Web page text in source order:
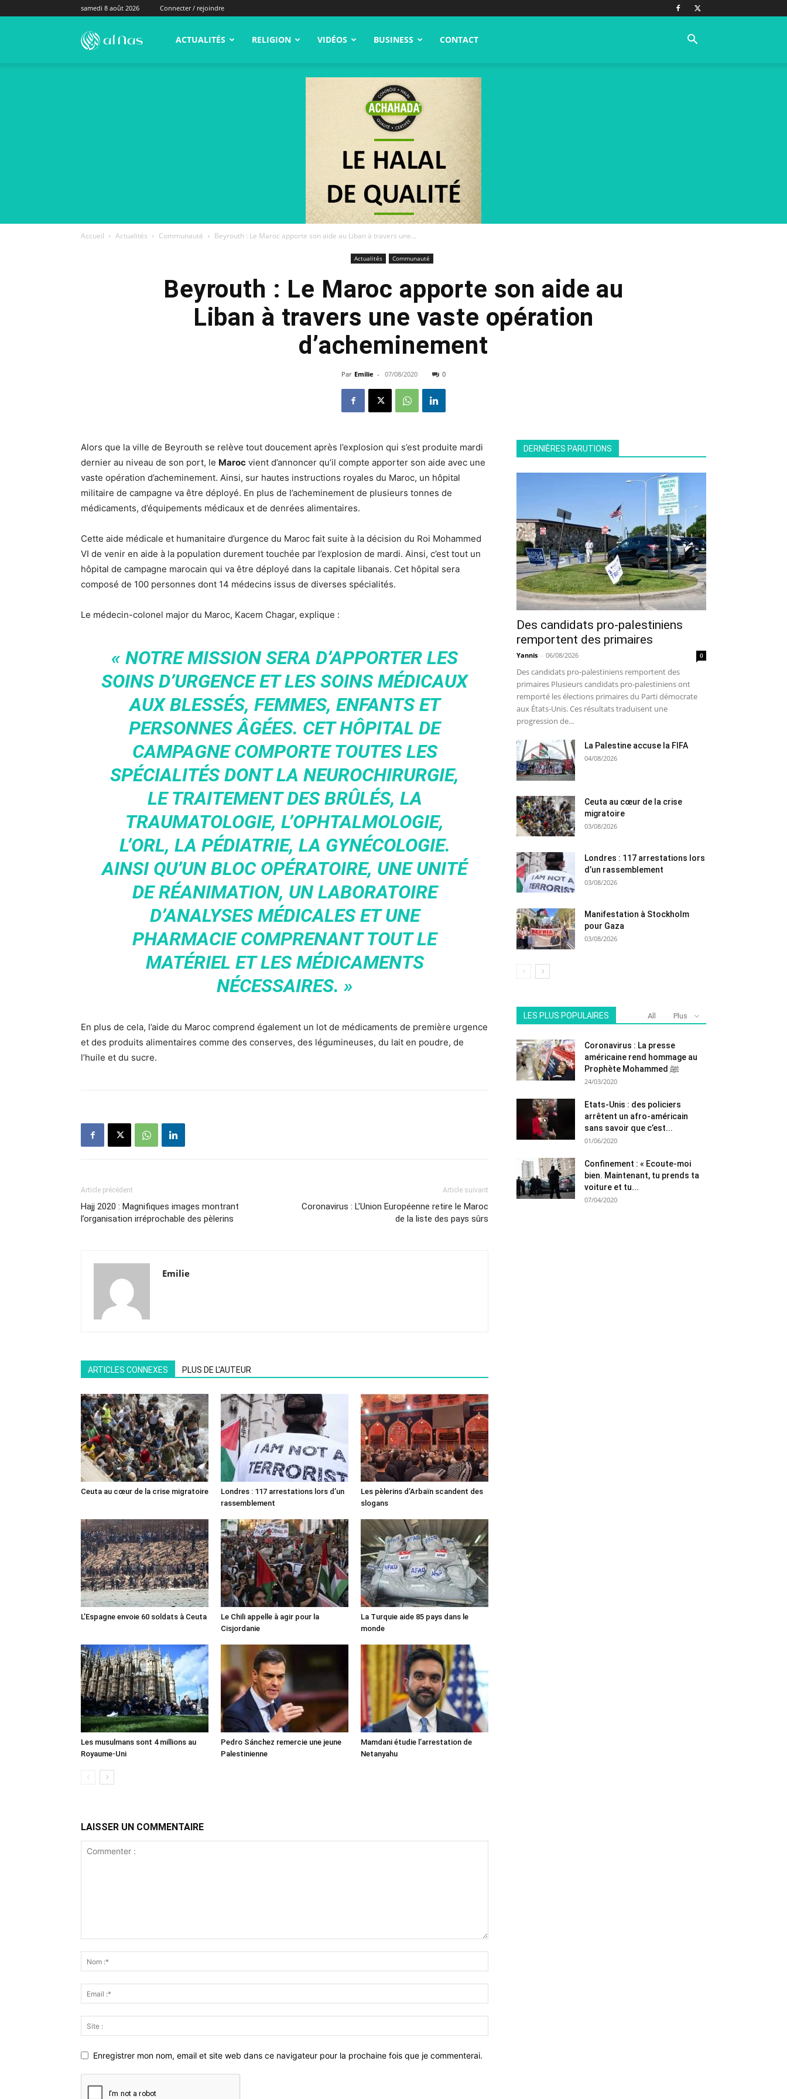
samedi 8 août 2026 Connecter / rejoindre
alNas.fr ACTUALITÉS RELIGION VIDÉOS BUSINESS CONTACT
Accueil Actualités Communauté Beyrouth : Le Maroc apporte son aide au Liban à travers une...
Actualités Communauté
Beyrouth : Le Maroc apporte son aide au
Liban à travers une vaste opération
d’acheminement
Par Emilie - 07/08/2020 0
Alors que la ville de Beyrouth se relève tout doucement après l’explosion qui s’est produite mardi
dernier au niveau de son port, le Maroc vient d’annoncer qu’il compte apporter son aide avec une
vaste opération d’acheminement. Ainsi, sur hautes instructions royales du Maroc, un hôpital
militaire de campagne va être déployé. En plus de l’acheminement de plusieurs tonnes de
médicaments, d’équipements médicaux et de denrées alimentaires.
Cette aide médicale et humanitaire d’urgence du Maroc fait suite à la décision du Roi Mohammed
VI de venir en aide à la population durement touchée par l’explosion de mardi. Ainsi, c’est tout un
hôpital de campagne marocain qui va être déployé dans la capitale libanais. Cet hôpital sera
composé de 100 personnes dont 14 médecins issus de diverses spécialités.
Le médecin-colonel major du Maroc, Kacem Chagar, explique :
« NOTRE MISSION SERA D’APPORTER LES
SOINS D’URGENCE ET LES SOINS MÉDICAUX
AUX BLESSÉS, FEMMES, ENFANTS ET
PERSONNES ÂGÉES. CET HÔPITAL DE
CAMPAGNE COMPORTE TOUTES LES
SPÉCIALITÉS DONT LA NEUROCHIRURGIE,
LE TRAITEMENT DES BRÛLÉS, LA
TRAUMATOLOGIE, L’OPHTALMOLOGIE,
L’ORL, LA PÉDIATRIE, LA GYNÉCOLOGIE.
AINSI QU’UN BLOC OPÉRATOIRE, UNE UNITÉ
DE RÉANIMATION, UN LABORATOIRE
D’ANALYSES MÉDICALES ET UNE
PHARMACIE COMPRENANT TOUT LE
MATÉRIEL ET LES MÉDICAMENTS
NÉCESSAIRES. »
En plus de cela, l’aide du Maroc comprend également un lot de médicaments de première urgence
et des produits alimentaires comme des conserves, des légumineuses, du lait en poudre, de
l’huile et du sucre.
Article précédent
Hajj 2020 : Magnifiques images montrant
l’organisation irréprochable des pèlerins
Article suivant
Coronavirus : L’Union Européenne retire le Maroc
de la liste des pays sûrs
Emilie
ARTICLES CONNEXES PLUS DE L'AUTEUR
Ceuta au cœur de la crise migratoire
Londres : 117 arrestations lors d’un
rassemblement
Les pèlerins d’Arbaïn scandent des
slogans
L’Espagne envoie 60 soldats à Ceuta
Le Chili appelle à agir pour la
Cisjordanie
La Turquie aide 85 pays dans le
monde
Les musulmans sont 4 millions au
Royaume-Uni
Pedro Sánchez remercie une jeune
Palestinienne
Mamdani étudie l’arrestation de
Netanyahu
LAISSER UN COMMENTAIRE
Enregistrer mon nom, email et site web dans ce navigateur pour la prochaine fois que je commenterai.
DERNIÈRES PARUTIONS
Des candidats pro-palestiniens
remportent des primaires
Yannis - 06/08/2026 0
Des candidats pro-palestiniens remportent des
primaires Plusieurs candidats pro-palestiniens ont
remporté les élections primaires du Parti démocrate
aux États-Unis. Ces résultats traduisent une
progression de...
La Palestine accuse la FIFA
04/08/2026
Ceuta au cœur de la crise
migratoire
03/08/2026
Londres : 117 arrestations lors
d’un rassemblement
03/08/2026
Manifestation à Stockholm
pour Gaza
03/08/2026
LES PLUS POPULAIRES All Plus
Coronavirus : La presse
américaine rend hommage au
Prophète Mohammed ﷺ
24/03/2020
Etats-Unis : des policiers
arrêtent un afro-américain
sans savoir que c’est...
01/06/2020
Confinement : « Ecoute-moi
bien. Maintenant, tu prends ta
voiture et tu...
07/04/2020